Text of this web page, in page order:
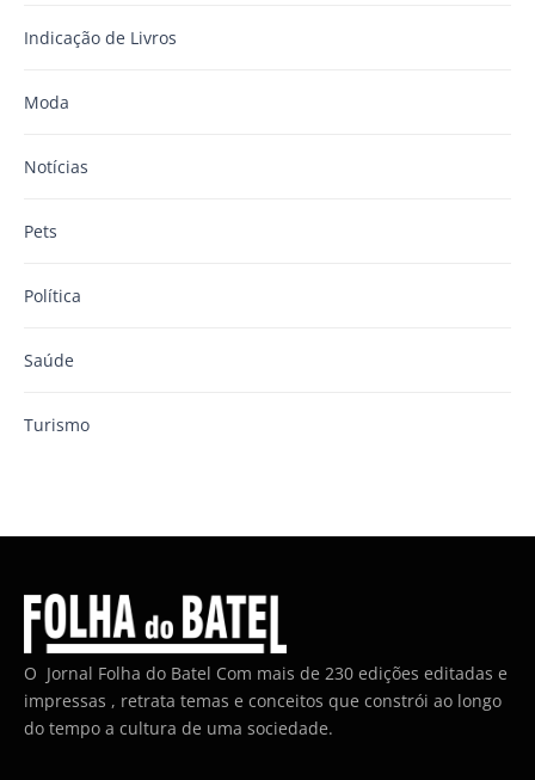
Indicação de Livros
Moda
Notícias
Pets
Política
Saúde
Turismo
O Jornal Folha do Batel Com mais de 230 edições editadas e
impressas , retrata temas e conceitos que constrói ao longo
do tempo a cultura de uma sociedade.